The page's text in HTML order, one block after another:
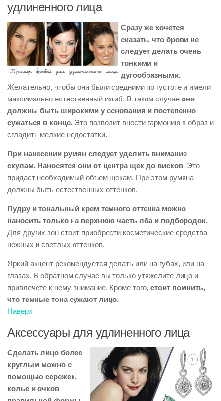
удлиненного лица
Сразу же хочется
сказать, что брови не
следует делать очень
тонкими и
дугообразными.
Желательно, чтобы они были средними по густоте и имели
максимально естественный изгиб. В таком случае они
должны быть широкими у основания и постепенно
сужаться в конце. Это позволит внести гармонию в образ и
сгладить мелкие недостатки.
При нанесении румян следует уделить внимание
скулам. Наносятся они от центра щек до висков. Это
придаст необходимый объем щекам. При этом румяна
должны быть естественных оттенков.
Пудру и тональный крем темного оттенка можно
наносить только на верхнюю часть лба и подбородок.
Для других зон стоит приобрести косметические средства
нежных и светлых оттенков.
Яркий акцент рекомендуется делать или на губах, или на
глазах. В обратном случае вы только утяжелите лицо и
привлечете к нему внимание. Кроме того, стоит помнить,
что темные тона сужают лицо.
Наверх
Аксессуары для удлиненного лица
Сделать лицо более
круглым можно с
помощью сережек,
колье и очков